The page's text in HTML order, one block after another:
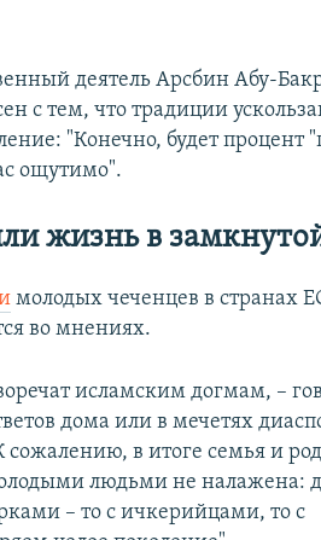
деятель Арсбин Абу-
с тем, что традиции
"Конечно, будет процент
ощутимо".
жизнь в
молодых чеченцев в странах
во мнениях.
исламским догмам, –
дома или в мечетях
в итоге семья и
людьми не налажена:
– то с ичкерийцами, то с